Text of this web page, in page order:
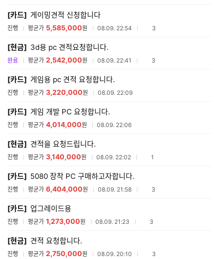
[카드] 게이밍견적 신청합니다
진행 평균가 5,585,000원 08.09. 22:54 참여업체수
3
[현금] 3d용 pc 견적요청합니다.
완료 평균가 2,542,000원 08.09. 22:41 참여업체수
3
[카드] 게임용 pc 견적 요청합니다.
진행 평균가 3,220,000원 08.09. 22:09
[카드] 게임 개발 PC 요청합니다.
진행 평균가 4,014,000원 08.09. 22:06
[현금] 견적을 요청드립니다.
진행 평균가 3,140,000원 08.09. 22:02 참여업체수
1
[카드] 5080 장착 PC 구매하고자합니다.
진행 평균가 6,404,000원 08.09. 21:58 참여업체수
3
[카드] 업그레이드용
진행 평균가 1,273,000원 08.09. 21:23 참여업체수
3
[현금] 견적 요청합니다.
진행 평균가 2,750,000원 08.09. 20:10 참여업체수
3